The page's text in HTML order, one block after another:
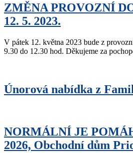
ZMĚNA PROVOZNÍ
12. 5. 2023.
V pátek 12. května 2023 bude z
9.30 do 12.30 hod. Děkujeme za
Únorová nabídka z
NORMÁLNÍ JE
2026, Obchodní dům